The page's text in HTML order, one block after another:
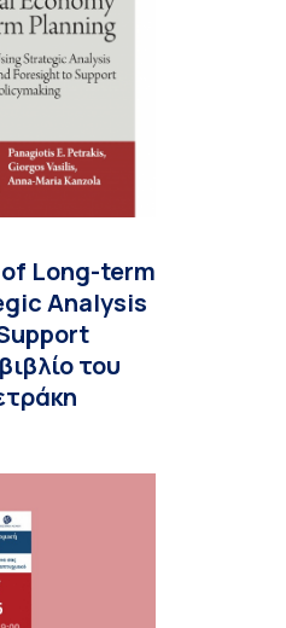
Long-term
Analysis
του